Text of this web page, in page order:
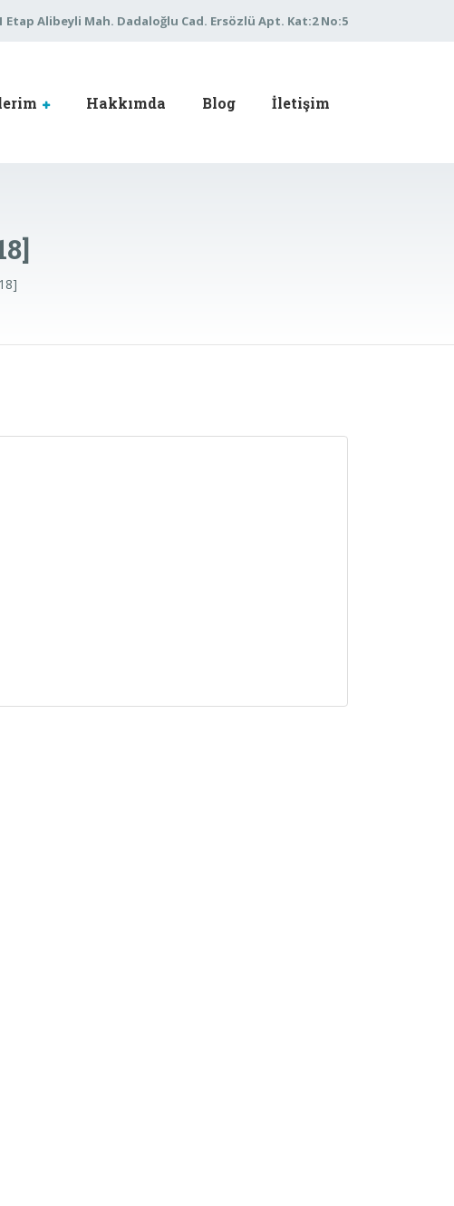
Etap Alibeyli Mah. Dadaloğlu Cad. Ersözlü Apt. Kat:2 No:5
Hakkımda Blog İletişim